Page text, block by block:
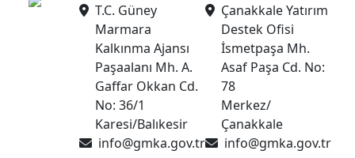
T.C. Güney
Marmara
Kalkınma Ajansı
Paşaalanı Mh. A.
Gaffar Okkan Cd.
No: 36/1
Karesi/Balıkesir
info@gmka.gov.tr
Çanakkale Yatırım
Destek Ofisi
İsmetpaşa Mh.
Asaf Paşa Cd. No:
78
Merkez/
Çanakkale
info@gmka.gov.tr